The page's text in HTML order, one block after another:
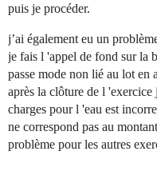
puis je procéder.
j’ai également eu un
je fais l 'appel de fond sur la
passe mode non lié au lot en
après la clôture de l
charges pour l 'eau est
ne correspond pas au
problème pour les autres